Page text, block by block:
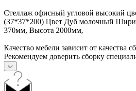
Стеллаж офисный угловой высокий
(37*37*200) Цвет Дуб молочный
370мм, Высота 2000мм,
Качество мебели зависит от качества
Рекомендуем доверить сборку